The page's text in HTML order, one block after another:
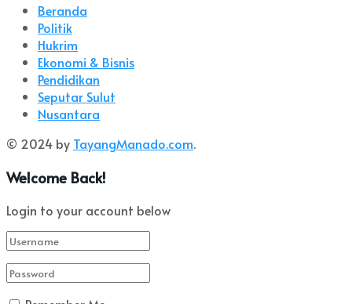
Beranda
Politik
Hukrim
Ekonomi & Bisnis
Pendidikan
Seputar Sulut
Nusantara
© 2024 by TayangManado.com.
Welcome Back!
Login to your account below